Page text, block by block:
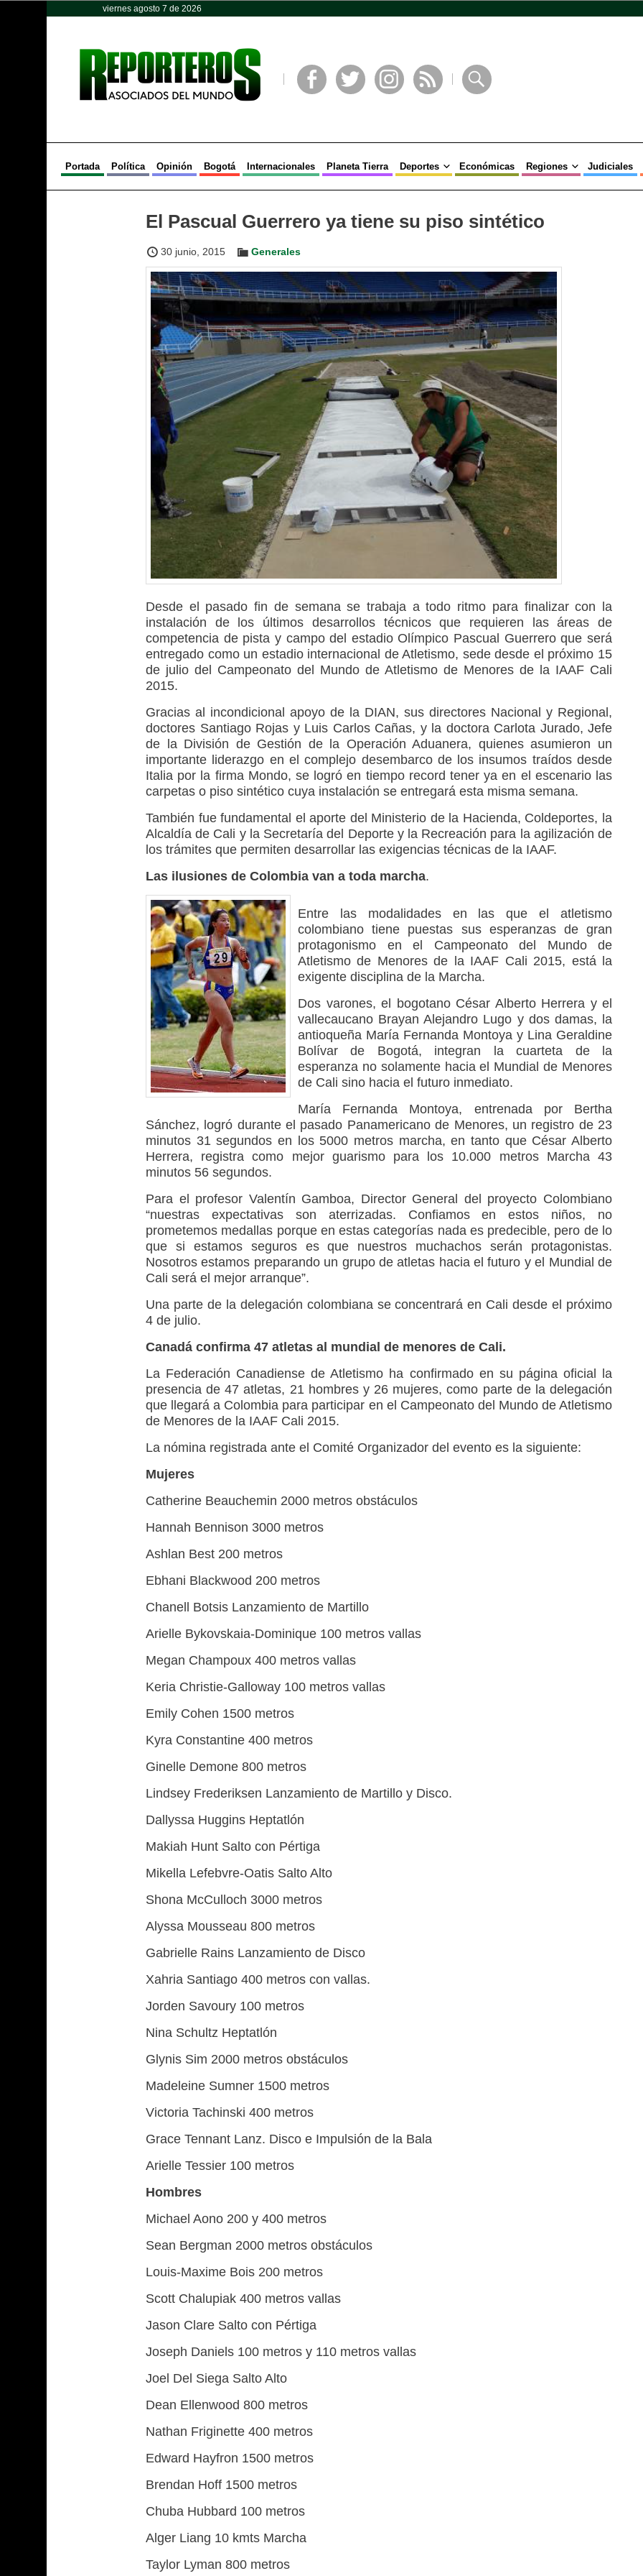
viernes agosto 7 de 2026
Portada Política Opinión Bogotá Internacionales Planeta Tierra Deportes Económicas Regiones Judiciales
El Pascual Guerrero ya tiene su piso sintético
30 junio, 2015 Generales
Desde el pasado fin de semana se trabaja a todo ritmo para finalizar con la
instalación de los últimos desarrollos técnicos que requieren las áreas de
competencia de pista y campo del estadio Olímpico Pascual Guerrero que será
entregado como un estadio internacional de Atletismo, sede desde el próximo 15
de julio del Campeonato del Mundo de Atletismo de Menores de la IAAF Cali
2015.
Gracias al incondicional apoyo de la DIAN, sus directores Nacional y Regional,
doctores Santiago Rojas y Luis Carlos Cañas, y la doctora Carlota Jurado, Jefe
de la División de Gestión de la Operación Aduanera, quienes asumieron un
importante liderazgo en el complejo desembarco de los insumos traídos desde
Italia por la firma Mondo, se logró en tiempo record tener ya en el escenario las
carpetas o piso sintético cuya instalación se entregará esta misma semana.
También fue fundamental el aporte del Ministerio de la Hacienda, Coldeportes, la
Alcaldía de Cali y la Secretaría del Deporte y la Recreación para la agilización de
los trámites que permiten desarrollar las exigencias técnicas de la IAAF.
Las ilusiones de Colombia van a toda marcha.
Entre las modalidades en las que el atletismo
colombiano tiene puestas sus esperanzas de gran
protagonismo en el Campeonato del Mundo de
Atletismo de Menores de la IAAF Cali 2015, está la
exigente disciplina de la Marcha.
Dos varones, el bogotano César Alberto Herrera y el
vallecaucano Brayan Alejandro Lugo y dos damas, la
antioqueña María Fernanda Montoya y Lina Geraldine
Bolívar de Bogotá, integran la cuarteta de la
esperanza no solamente hacia el Mundial de Menores
de Cali sino hacia el futuro inmediato.
María Fernanda Montoya, entrenada por Bertha
Sánchez, logró durante el pasado Panamericano de Menores, un registro de 23
minutos 31 segundos en los 5000 metros marcha, en tanto que César Alberto
Herrera, registra como mejor guarismo para los 10.000 metros Marcha 43
minutos 56 segundos.
Para el profesor Valentín Gamboa, Director General del proyecto Colombiano
“nuestras expectativas son aterrizadas. Confiamos en estos niños, no
prometemos medallas porque en estas categorías nada es predecible, pero de lo
que si estamos seguros es que nuestros muchachos serán protagonistas.
Nosotros estamos preparando un grupo de atletas hacia el futuro y el Mundial de
Cali será el mejor arranque”.
Una parte de la delegación colombiana se concentrará en Cali desde el próximo
4 de julio.
Canadá confirma 47 atletas al mundial de menores de Cali.
La Federación Canadiense de Atletismo ha confirmado en su página oficial la
presencia de 47 atletas, 21 hombres y 26 mujeres, como parte de la delegación
que llegará a Colombia para participar en el Campeonato del Mundo de Atletismo
de Menores de la IAAF Cali 2015.
La nómina registrada ante el Comité Organizador del evento es la siguiente:
Mujeres
Catherine Beauchemin 2000 metros obstáculos
Hannah Bennison 3000 metros
Ashlan Best 200 metros
Ebhani Blackwood 200 metros
Chanell Botsis Lanzamiento de Martillo
Arielle Bykovskaia-Dominique 100 metros vallas
Megan Champoux 400 metros vallas
Keria Christie-Galloway 100 metros vallas
Emily Cohen 1500 metros
Kyra Constantine 400 metros
Ginelle Demone 800 metros
Lindsey Frederiksen Lanzamiento de Martillo y Disco.
Dallyssa Huggins Heptatlón
Makiah Hunt Salto con Pértiga
Mikella Lefebvre-Oatis Salto Alto
Shona McCulloch 3000 metros
Alyssa Mousseau 800 metros
Gabrielle Rains Lanzamiento de Disco
Xahria Santiago 400 metros con vallas.
Jorden Savoury 100 metros
Nina Schultz Heptatlón
Glynis Sim 2000 metros obstáculos
Madeleine Sumner 1500 metros
Victoria Tachinski 400 metros
Grace Tennant Lanz. Disco e Impulsión de la Bala
Arielle Tessier 100 metros
Hombres
Michael Aono 200 y 400 metros
Sean Bergman 2000 metros obstáculos
Louis-Maxime Bois 200 metros
Scott Chalupiak 400 metros vallas
Jason Clare Salto con Pértiga
Joseph Daniels 100 metros y 110 metros vallas
Joel Del Siega Salto Alto
Dean Ellenwood 800 metros
Nathan Friginette 400 metros
Edward Hayfron 1500 metros
Brendan Hoff 1500 metros
Chuba Hubbard 100 metros
Alger Liang 10 kmts Marcha
Taylor Lyman 800 metros
Opinión Política